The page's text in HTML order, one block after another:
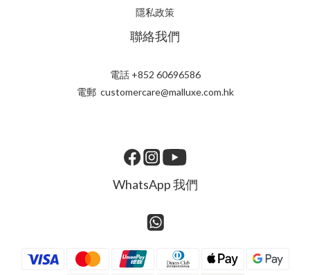
隱私政策
聯絡我們
電話 +852 60696586
電郵 customercare@malluxe.com.hk
WhatsApp 我們